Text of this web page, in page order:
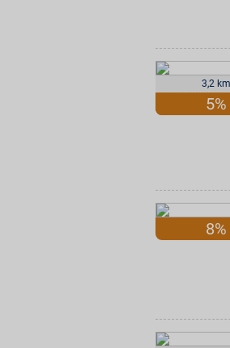
3,2 km
5%
8%